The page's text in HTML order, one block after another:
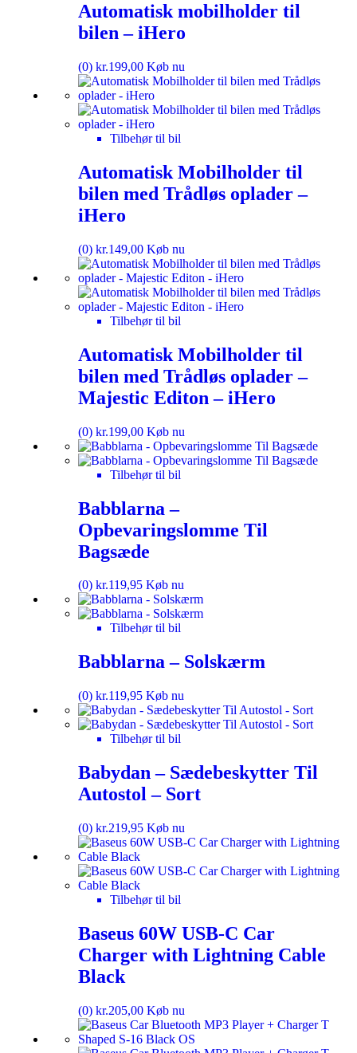
Automatisk mobilholder til
bilen – iHero
(0) kr.199,00 Køb nu
Tilbehør til bil
Automatisk Mobilholder til
bilen med Trådløs oplader –
iHero
(0) kr.149,00 Køb nu
Tilbehør til bil
Automatisk Mobilholder til
bilen med Trådløs oplader –
Majestic Editon – iHero
(0) kr.199,00 Køb nu
Tilbehør til bil
Babblarna –
Opbevaringslomme Til
Bagsæde
(0) kr.119,95 Køb nu
Tilbehør til bil
Babblarna – Solskærm
(0) kr.119,95 Køb nu
Tilbehør til bil
Babydan – Sædebeskytter Til
Autostol – Sort
(0) kr.219,95 Køb nu
Tilbehør til bil
Baseus 60W USB-C Car
Charger with Lightning Cable
Black
(0) kr.205,00 Køb nu